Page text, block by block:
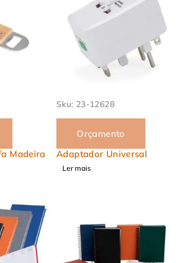
Madeira
Sku: 23-12628
Orçamento
Adaptador Universal
Ler mais